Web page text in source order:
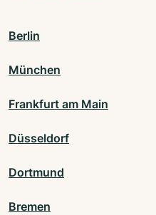
Berlin
München
Frankfurt am Main
Düsseldorf
Dortmund
Bremen